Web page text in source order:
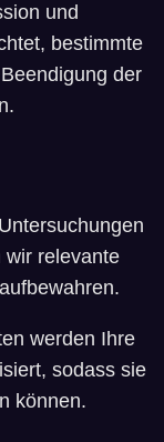
und
bestimmte
der
wir relevante
werden Ihre
sodass sie
können.